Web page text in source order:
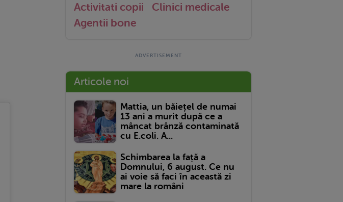
Activitati copii
Clinici medicale
Agentii bone
Articole noi
Mattia, un băiețel de numai
13 ani a murit după ce a
mâncat brânză contaminată
cu E.coli. A...
Schimbarea la față a
Domnului, 6 august. Ce nu
ai voie să faci în această zi
mare la români